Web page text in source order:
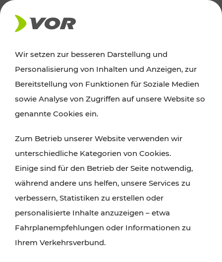
AKTUELLES
Ausflugstipps
Wien, Niederösterreich und das Burgenland
Wanderungen, Kultur und Gastronomie,
Radtouren oder purer Naturgenuss – viele
Attraktionen sind mit den Ticket- und Fahrplan-
Angeboten des VOR gut und schnell erreichbar.
Wir setzen zur besseren Darstellung und
Personalisierung von Inhalten und Anzeigen, zur
Bereitstellung von Funktionen für Soziale Medien
sowie Analyse von Zugriffen auf unsere Website so
genannte Cookies ein.
Zum Betrieb unserer Website verwenden wir
unterschiedliche Kategorien von Cookies.
Einige sind für den Betrieb der Seite notwendig,
während andere uns helfen, unsere Services zu
verbessern, Statistiken zu erstellen oder
personalisierte Inhalte anzuzeigen – etwa
Fahrplanempfehlungen oder Informationen zu
Ihrem Verkehrsverbund.